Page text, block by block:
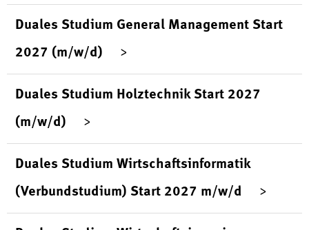
Duales Studium General Management Start
2027 (m/w/d)
Duales Studium Holztechnik Start 2027
(m/w/d)
Duales Studium Wirtschaftsinformatik
(Verbundstudium) Start 2027 m/w/d